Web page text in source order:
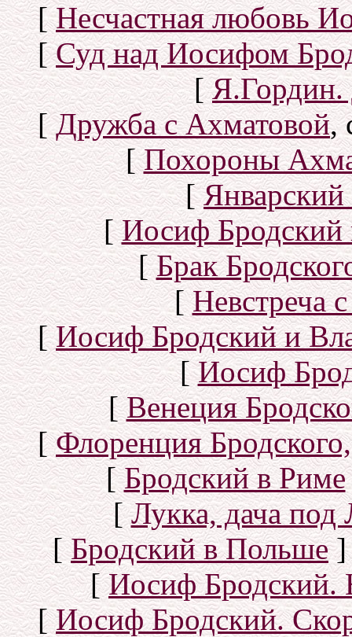
[Несчастная любовь
[Суд над Иосифом
[Я.Гордин.
[Дружба с Ахматовой,
[Похороны
[Январский
[Иосиф Бродский
[Брак
[Невстреча
[Иосиф Бродский и
[Иосиф
[Венеция
[Флоренция
[Бродский в Риме
[Лукка, дача под
[Бродский в Польше]
[Иосиф Бродский.
[Иосиф Бродский.